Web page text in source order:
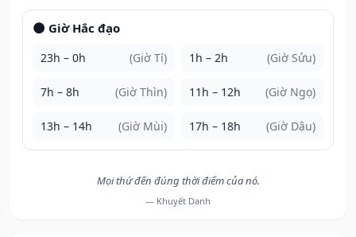
🌑 Giờ Hắc đạo
23h – 0h (Giờ Tí) 1h – 2h (Giờ Sửu)
7h – 8h (Giờ Thìn) 11h – 12h (Giờ Ngọ)
13h – 14h (Giờ Mùi) 17h – 18h (Giờ Dậu)
Mọi thứ đến đúng thời điểm của nó.
— Khuyết Danh